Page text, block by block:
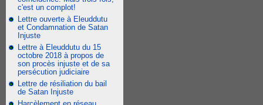
c'est un complot!
Lettre ouverte à Eleuddutu
et Condamnation de Satan
Injuste
Lettre à Eleuddutu du 15
octobre 2018 à propos de
son procès injuste et de sa
persécution judiciaire
Lettre de résiliation du bail
de Satan Injuste